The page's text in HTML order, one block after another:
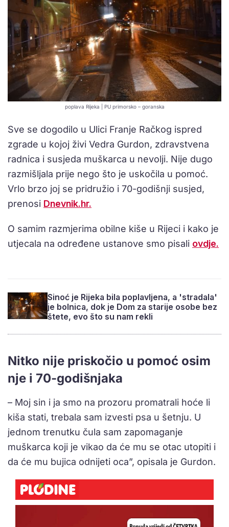
poplava Rijeka | PU primorsko – goranska
Sve se dogodilo u Ulici Franje Račkog ispred
zgrade u kojoj živi Vedra Gurdon, zdravstvena
radnica i susjeda muškarca u nevolji. Nije dugo
razmišljala prije nego što je uskočila u pomoć.
Vrlo brzo joj se pridružio i 70-godišnji susjed,
prenosi Dnevnik.hr.
O samim razmjerima obilne kiše u Rijeci i kako je
utjecala na određene ustanove smo pisali ovdje.
Sinoć je Rijeka bila poplavljena, a 'stradala'
je bolnica, dok je Dom za starije osobe bez
štete, evo što su nam rekli
Nitko nije priskočio u pomoć osim
nje i 70-godišnjaka
– Moj sin i ja smo na prozoru promatrali hoće li
kiša stati, trebala sam izvesti psa u šetnju. U
jednom trenutku čula sam zapomaganje
muškarca koji je vikao da će mu se otac utopiti i
da će mu bujica odnijeti oca”, opisala je Gurdon.